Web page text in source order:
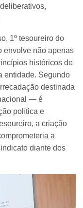
1º tesoureiro do
envolve não apenas
históricos de
entidade. Segundo
destinada
— é
política e
a criação
a
diante dos